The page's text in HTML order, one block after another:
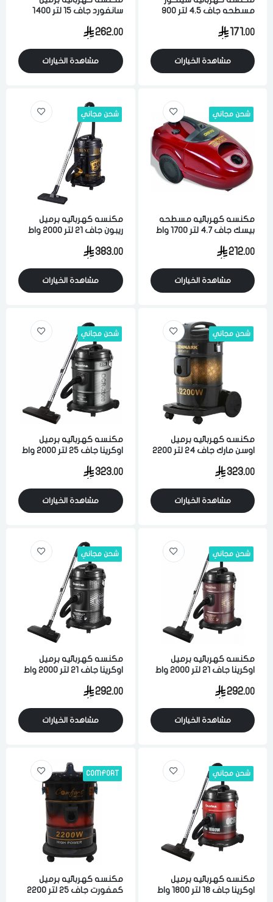
مسطحه جاف 4.5 لتر 900
برتقالي
171.00
مشاهدة الخيارات
سانفورد جاف 15 لتر 1400
والسوائل احمر
262.00
مشاهدة الخيارات
شحن مجاني
مكنسه كهربائيه مسطحه
بيسك جاف 4.7 لتر 1700 واط
212.00
مشاهدة الخيارات
شحن مجاني
مكنسه كهربائيه برميل
ريبون جاف 21 لتر 2000 واط
383.00
مشاهدة الخيارات
شحن مجاني
مكنسه كهربائيه برميل
اوسن مارك جاف 24 لتر 2200
اسود ذهبي
323.00
مشاهدة الخيارات
شحن مجاني
مكنسه كهربائيه برميل
اوكرينا جاف 25 لتر 2000 واط
والسوائل اسود
323.00
مشاهدة الخيارات
شحن مجاني
مكنسه كهربائيه برميل
اوكرينا جاف 21 لتر 2000 واط
والسوائل عنابي
292.00
مشاهدة الخيارات
شحن مجاني
مكنسه كهربائيه برميل
اوكرينا جاف 21 لتر 2000 واط
292.00
مشاهدة الخيارات
شحن مجاني
مكنسه كهربائيه برميل
اوكرينا جاف 18 لتر 1800 واط
COMFORT
مكنسه كهربائيه برميل
كمفورت جاف 25 لتر 2200
تسجيل
رقم الجوال*
تذكرنى
اختر المدينة
اختر المدينة
اختر المدينة